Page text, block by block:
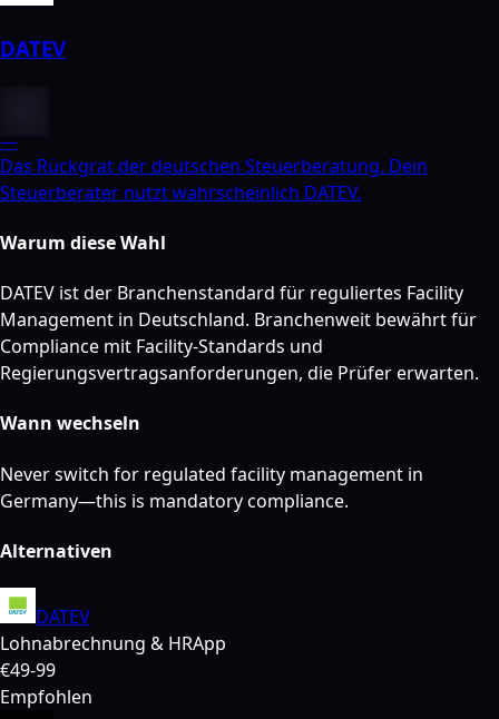
DATEV
—
Das Rückgrat der deutschen Steuerberatung. Dein
Steuerberater nutzt wahrscheinlich DATEV.
Warum diese Wahl
DATEV ist der Branchenstandard für reguliertes Facility
Management in Deutschland. Branchenweit bewährt für
Compliance mit Facility-Standards und
Regierungsvertragsanforderungen, die Prüfer erwarten.
Wann wechseln
Never switch for regulated facility management in
Germany—this is mandatory compliance.
Alternativen
DATEV
Lohnabrechnung & HRApp
€49-99
Empfohlen